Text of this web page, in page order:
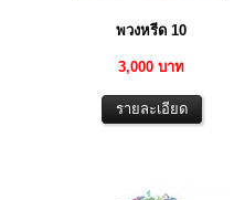
พวงหรีด 10
3,000 บาท